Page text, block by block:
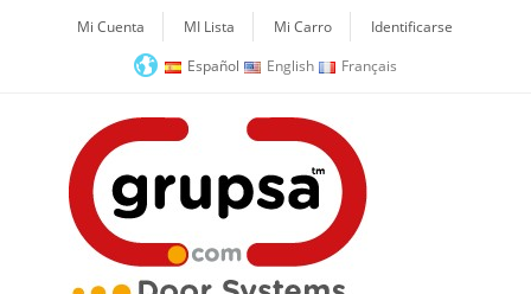
Mi Cuenta MI Lista Mi Carro
Identificarse
Español
English Français